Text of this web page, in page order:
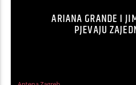
ARIANA GRANDE I
PJEVAJU